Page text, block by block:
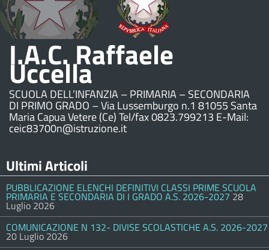
I.A.C. Raffaele
Uccella
SCUOLA DELL’INFANZIA – PRIMARIA – SECONDARIA
DI PRIMO GRADO – Via Lussemburgo n.1 81055 Santa
Maria Capua Vetere (Ce) Tel/fax 0823.799213 E-Mail:
ceic83700n@istruzione.it
Ultimi Articoli
PUBBLICAZIONE ELENCHI DEFINITIVI CLASSI PRIME SCUOLA
PRIMARIA E SECONDARIA DI I GRADO A.S. 2026-2027 28
Luglio 2026
COMUNICAZIONE N 132- DIVISE SCOLASTICHE A.S. 2026-2027
20 Luglio 2026